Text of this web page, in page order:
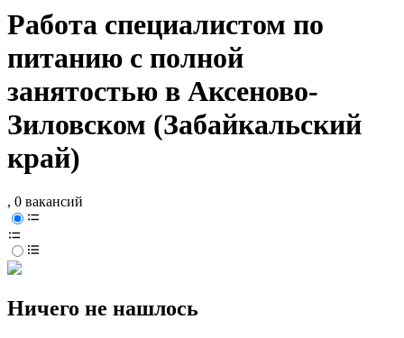
Работа специалистом по
питанию с полной
занятостью в Аксеново-
Зиловском (Забайкальский
край)
, 0 вакансий
Ничего не нашлось